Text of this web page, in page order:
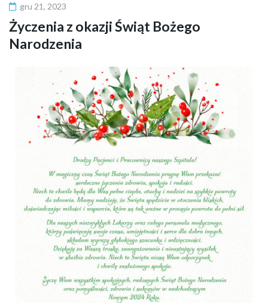
gru 21, 2023
Życzenia z okazji Świąt Bożego
Narodzenia